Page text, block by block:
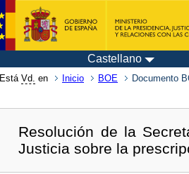
Castellano
Está Vd. en Inicio BOE Documento
Resolución de la
Justicia sobre la